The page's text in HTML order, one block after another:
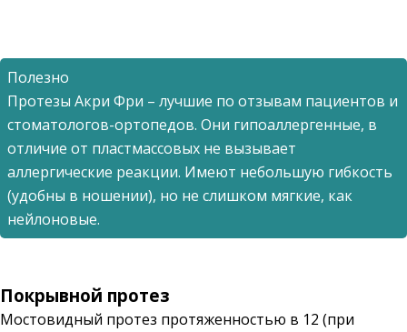
Полезно
Протезы Акри Фри – лучшие по отзывам пациентов и
стоматологов-ортопедов. Они гипоаллергенные, в
отличие от пластмассовых не вызывает
аллергические реакции. Имеют небольшую гибкость
(удобны в ношении), но не слишком мягкие, как
нейлоновые.
Покрывной протез
Мостовидный протез протяженностью в 12 (при